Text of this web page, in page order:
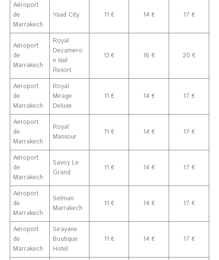
Aéroport
de
Marrakech
Yaad City 11 € 14 € 17 €
Aéroport
de
Marrakech
Royal
Decamero
n Issil
Resort
13 € 16 € 20 €
Aéroport
de
Marrakech
Royal
Mirage
Deluxe
11 € 14 € 17 €
Aéroport
de
Marrakech
Royal
Mansour
11 € 14 € 17 €
Aéroport
de
Marrakech
Savoy Le
Grand
11 € 14 € 17 €
Aéroport
de
Marrakech
Selman
Marrakech
11 € 14 € 17 €
Aéroport
de
Marrakech
Sirayane
Boutique
Hotel
11 € 14 € 17 €